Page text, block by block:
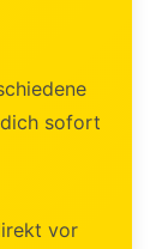
sofort
vor